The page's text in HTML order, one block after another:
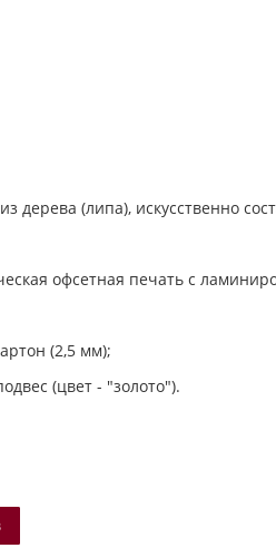
дерева (липа), искусственно
офсетная печать с
(2,5 мм);
(цвет - "золото").